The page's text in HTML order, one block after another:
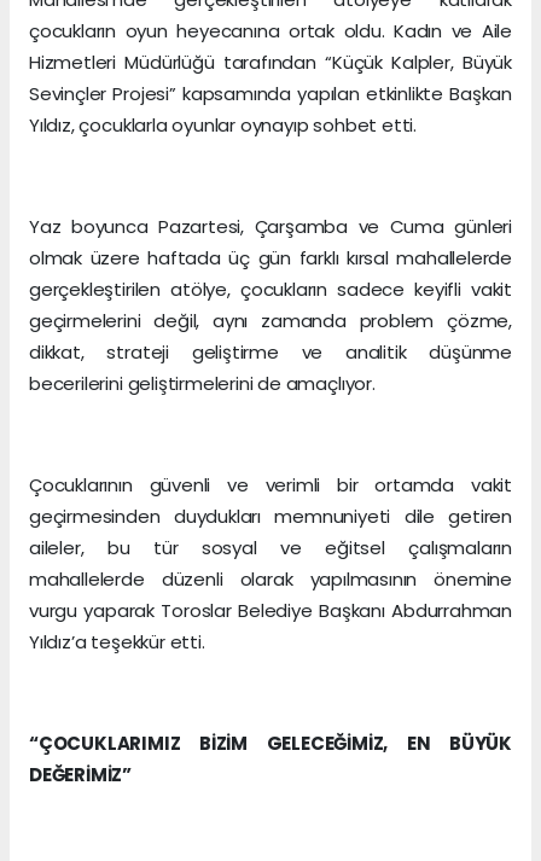
çocukların oyun heyecanına ortak oldu. Kadın ve Aile
Hizmetleri Müdürlüğü tarafından “Küçük Kalpler, Büyük
Sevinçler Projesi” kapsamında yapılan etkinlikte Başkan
Yıldız, çocuklarla oyunlar oynayıp sohbet etti.
Yaz boyunca Pazartesi, Çarşamba ve Cuma günleri
olmak üzere haftada üç gün farklı kırsal mahallelerde
gerçekleştirilen atölye, çocukların sadece keyifli vakit
geçirmelerini değil, aynı zamanda problem çözme,
dikkat, strateji geliştirme ve analitik düşünme
becerilerini geliştirmelerini de amaçlıyor.
Çocuklarının güvenli ve verimli bir ortamda vakit
geçirmesinden duydukları memnuniyeti dile getiren
aileler, bu tür sosyal ve eğitsel çalışmaların
mahallelerde düzenli olarak yapılmasının önemine
vurgu yaparak Toroslar Belediye Başkanı Abdurrahman
Yıldız’a teşekkür etti.
“ÇOCUKLARIMIZ BİZİM GELECEĞİMİZ, EN BÜYÜK
DEĞERİMİZ”